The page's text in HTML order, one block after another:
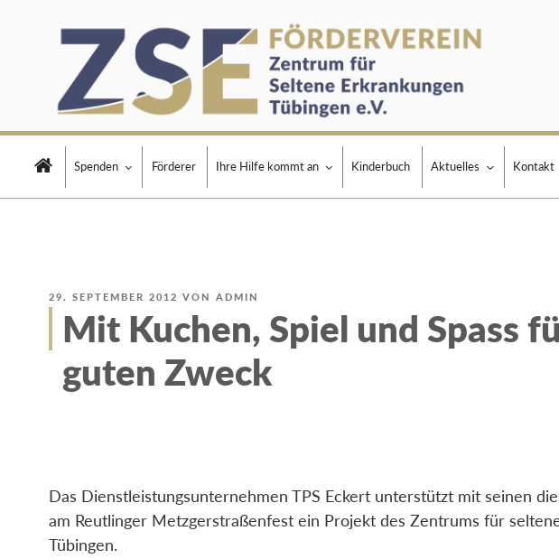
FÖRDERVEIN ZSE TÜBINGEN
Spenden Förderer Ihre Hilfe kommt an Kinderbuch Aktuelles Kontakt
VERÖFFENTLICHT
AM
29. SEPTEMBER 2012 VON ADMIN
Mit Kuchen, Spiel und Spass
guten Zweck
Das Dienstleistungsunternehmen TPS Eckert unterstützt mit seinen
am Reutlinger Metzgerstraßenfest ein Projekt des Zentrums für
Tübingen.